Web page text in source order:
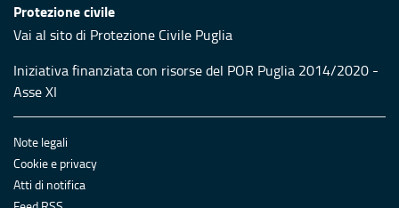
Protezione civile
Vai al sito di Protezione Civile Puglia
Iniziativa finanziata con risorse del POR Puglia 2014/2020 -
Asse XI
Note legali
Cookie e privacy
Atti di notifica